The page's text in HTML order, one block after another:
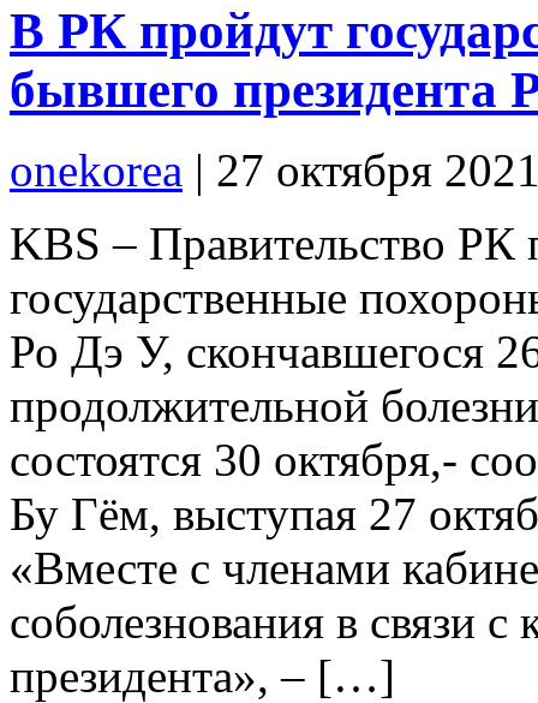
В РК пройдут
бывшего президента
onekorea | 27 октября
KBS – Правительство РК
государственные
Ро Дэ У, скончавшегося
продолжительной
состоятся 30 октября,-
Бу Гём, выступая 27
«Вместе с членами
соболезнования в связи
президента», – […]